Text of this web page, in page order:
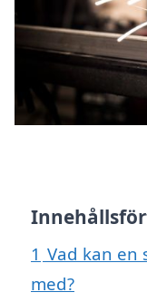
1 Vad kan en
med?